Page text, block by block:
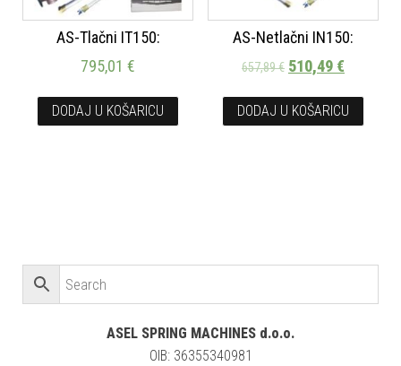
AS-Tlačni IT150:
795,01€
DODAJ U KOŠARICU
AS-Netlačni IN150:
657,89€ 510,49€
DODAJ U KOŠARICU
ASEL SPRING MACHINES d.o.o.
OIB: 36355340981